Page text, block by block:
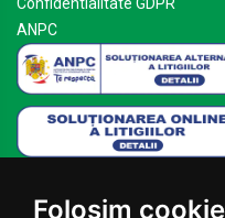
Folosim
ANPC